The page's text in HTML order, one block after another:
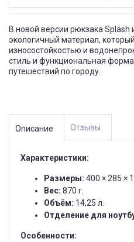
В новой версии рюкзака Spläsh
экологичный материал,
износостойкостью и
стиль и функциональная
путешествий по городу.
Описание Отзывы
Характеристики:
Размеры: 400 × 285 ×
Вес: 870 г.
Объём: 14,25 л.
Отделение для
Особенности: